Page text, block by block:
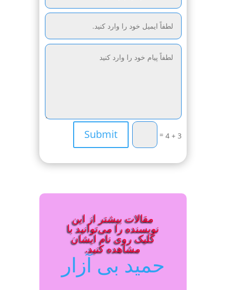
3 + 4
=
Submit
مقالات بیشتر از این
نویسنده را می‌توانید با
کلیک روی نام ایشان
مشاهده کنید.
حمید بی آزار